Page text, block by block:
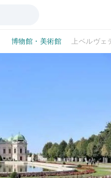
博物館・美術館 上ベルヴ